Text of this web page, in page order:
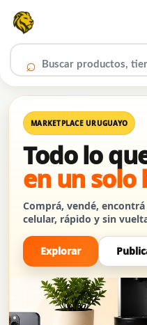
⌕
MARKETPLACE URUGUAYO
Todo lo
en un solo
Comprá, vendé,
celular, rápido y sin
Explorar